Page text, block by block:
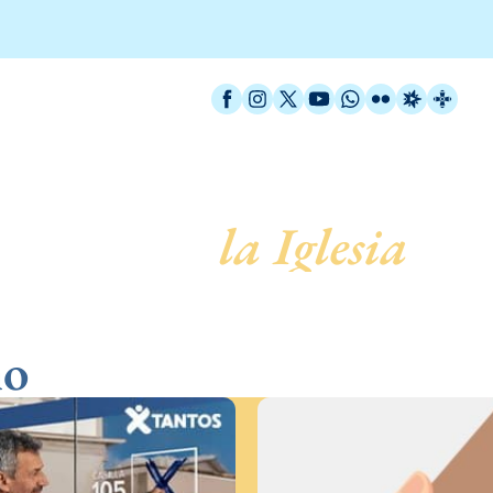
Facebook
Instagram
X / Twitter
YouTube
WhatsApp
FlickrRadio
la Iglesia